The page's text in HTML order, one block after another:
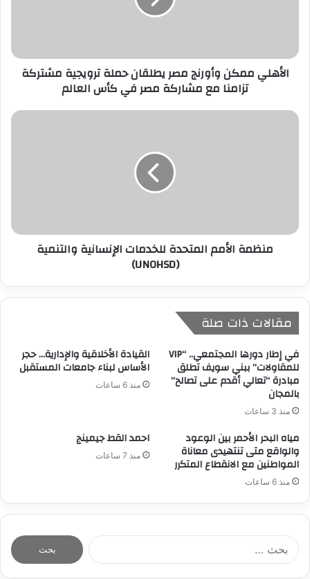
ر
الأهلي ممكن وأورنج مصر يطلقان حملة ترويجية مشتركة
تزامنا مع مشاركة مصر في كأس العالم
منظمة الأمم المتحدة للخدمات الإنسانية والتنمية
(UNOHSD)
مقالات ذات صلة
في إطار دورها المجتمعي.. “VIP
للمقاولات” ببني سويف تطلق
مبادرة “تعالي أقدم على تصالح”
بالمجان
منذ 3 ساعات
القيادة الأخلاقية والإدارية… حجر
الأساس لبناء جامعات المستقبل
منذ 6 ساعات
مياه البحر الأحمر بين الوعود
والواقع متى تنتهيدى معاناة
المواطنين مع الانقطاع المتكرر
منذ 6 ساعات
احمد القط جيمينج
منذ 7 ساعات